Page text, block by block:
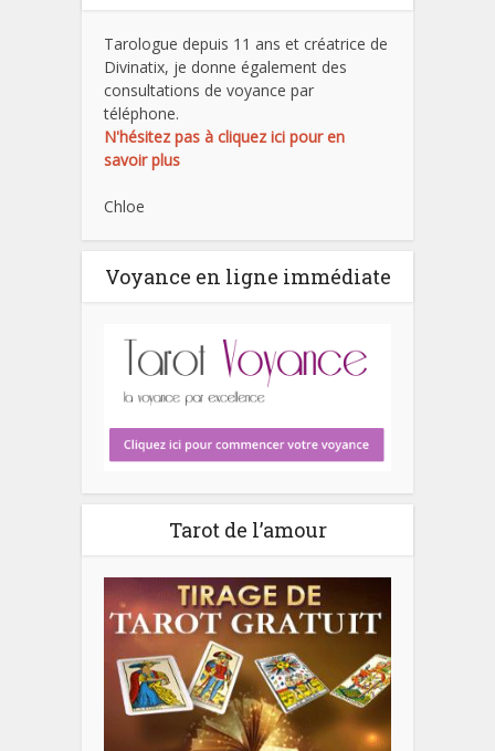
Tarologue depuis 11 ans et créatrice de
Divinatix, je donne également des
consultations de voyance par
téléphone.
N'hésitez pas à cliquez ici pour en
savoir plus
Chloe
Voyance en ligne immédiate
Tarot de l’amour